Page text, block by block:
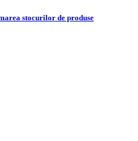
stocurilor de produse